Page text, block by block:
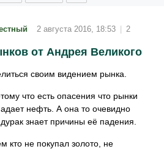
2 августа 2016, 18:53
2
от Андрея Великого
своим видением рынка.
что есть опасения что рынки
нефть. А она то очевидно
знает причины её падения.
кто не покупал золото, не